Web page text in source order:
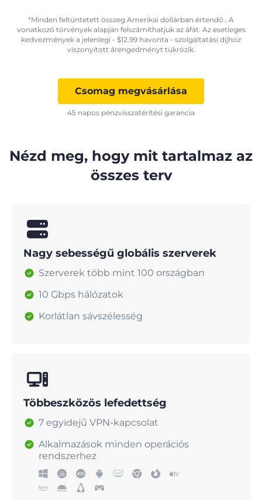
*Minden feltüntetett összeg Amerikai dollárban értendő.. A
vonatkozó törvények alapján felszámíthatjuk az áfát. Az esetleges
kedvezmények a jelenlegi - $12.99 havonta - szolgáltatási díjhoz
viszonyított árengedményt tükrözik.
Csomag megvásárlása
45 napos pénzvisszatérítési garancia
Nézd meg, hogy mit tartalmaz az
összes terv
Nagy sebességű globális szerverek
Szerverek több mint 100 országban
10 Gbps hálózatok
Korlátlan sávszélesség
Többeszközös lefedettség
7 egyidejű VPN-kapcsolat
Alkalmazások minden operációs
rendszerhez